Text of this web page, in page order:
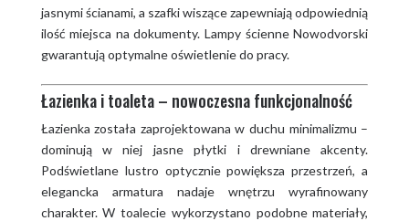
jasnymi ścianami, a szafki wiszące zapewniają odpowiednią
ilość miejsca na dokumenty. Lampy ścienne Nowodvorski
gwarantują optymalne oświetlenie do pracy.
Łazienka i toaleta – nowoczesna funkcjonalność
Łazienka została zaprojektowana w duchu minimalizmu –
dominują w niej jasne płytki i drewniane akcenty.
Podświetlane lustro optycznie powiększa przestrzeń, a
elegancka armatura nadaje wnętrzu wyrafinowany
charakter. W toalecie wykorzystano podobne materiały,